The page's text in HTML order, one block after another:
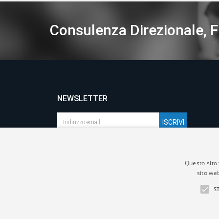
Consulenza Direzionale,
NEWSLETTER
Questo
sito